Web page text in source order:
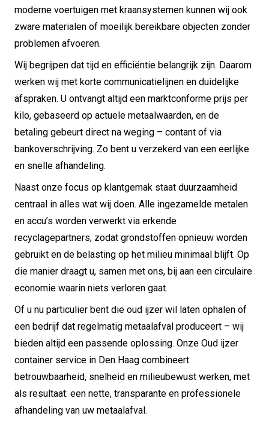
moderne voertuigen met kraansystemen kunnen wij ook
zware materialen of moeilijk bereikbare objecten zonder
problemen afvoeren.
Wij begrijpen dat tijd en efficiëntie belangrijk zijn. Daarom
werken wij met korte communicatielijnen en duidelijke
afspraken. U ontvangt altijd een marktconforme prijs per
kilo, gebaseerd op actuele metaalwaarden, en de
betaling gebeurt direct na weging – contant of via
bankoverschrijving. Zo bent u verzekerd van een eerlijke
en snelle afhandeling.
Naast onze focus op klantgemak staat duurzaamheid
centraal in alles wat wij doen. Alle ingezamelde metalen
en accu’s worden verwerkt via erkende
recyclagepartners, zodat grondstoffen opnieuw worden
gebruikt en de belasting op het milieu minimaal blijft. Op
die manier draagt u, samen met ons, bij aan een circulaire
economie waarin niets verloren gaat.
Of u nu particulier bent die oud ijzer wil laten ophalen of
een bedrijf dat regelmatig metaalafval produceert – wij
bieden altijd een passende oplossing. Onze Oud ijzer
container service in Den Haag combineert
betrouwbaarheid, snelheid en milieubewust werken, met
als resultaat: een nette, transparante en professionele
afhandeling van uw metaalafval.